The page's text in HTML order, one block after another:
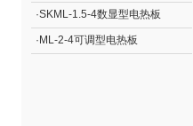
·SKML-1.5-4数显型电热板
· ML-2-4可调型电热板